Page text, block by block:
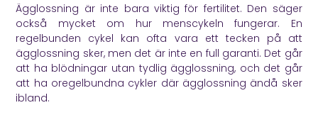
Ägglossning är inte bara viktig för fertilitet. Den säger
också mycket om hur menscykeln fungerar. En
regelbunden cykel kan ofta vara ett tecken på att
ägglossning sker, men det är inte en full garanti. Det går
att ha blödningar utan tydlig ägglossning, och det går
att ha oregelbundna cykler där ägglossning ändå sker
ibland.